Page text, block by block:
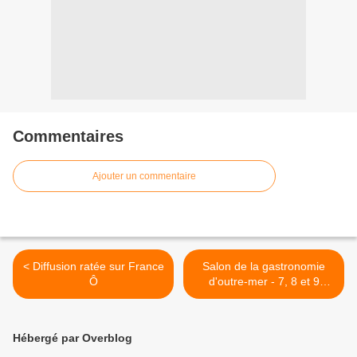
Commentaires
Ajouter un commentaire
< Diffusion ratée sur France
Ô
Salon de la gastronomie
d'outre-mer - 7, 8 et 9
février au Paris Event
Hébergé par Overblog